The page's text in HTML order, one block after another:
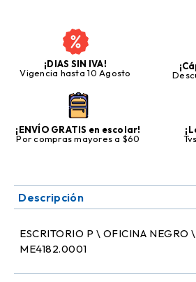
¡DIAS SIN IVA!
Vigencia hasta 10 Agosto
¡ENVÍO GRATIS en escolar!
Por compras mayores a $60
Descripción
ESCRITORIO P \ OFICINA NEGRO
ME4182.0001